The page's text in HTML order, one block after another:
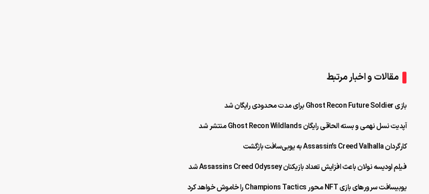
مقالات و اخبار مرتبط
بازی Ghost Recon Future Soldier برای مدت محدودی رایگان شد
آپدیت نسل نهمی و بسته الحاقی رایگان Ghost Recon Wildlands منتشر شد
کارگردان Assassin’s Creed Valhalla به یوبی‌سافت بازگشت
فیلم اودیسه نولان باعث افزایش تعداد بازیکنان Assassins Creed Odyssey شد
یوبیسافت سرورهای بازی NFT محور Champions Tactics را خاموش خواهد کرد